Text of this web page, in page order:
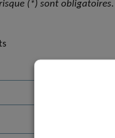
(*) sont obligatoires.